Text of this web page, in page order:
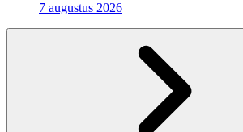
7 augustus 2026